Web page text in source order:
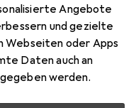
Angebote
und gezielte
Webseiten oder Apps
Daten auch an
werden.
0